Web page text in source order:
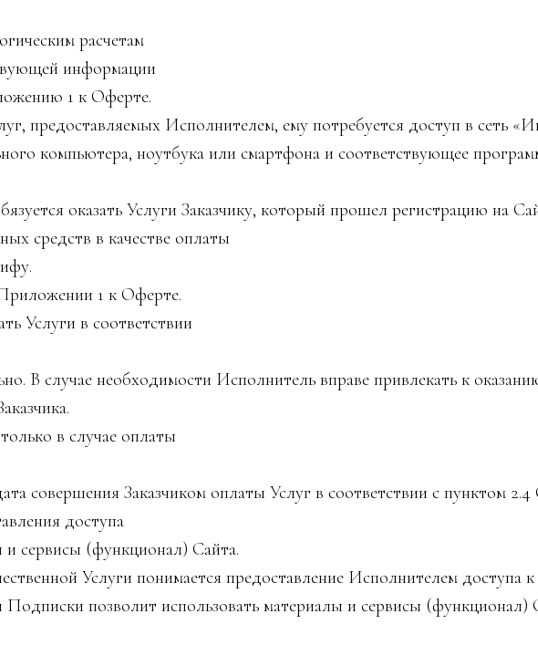
расчетам
информации
1 к Оферте.
предоставляемых Исполнителем, ему потребуется доступ в сеть
компьютера, ноутбука или смартфона и соответствующее
оказать Услуги Заказчику, который прошел регистрацию на
средств в качестве оплаты
1 к Оферте.
Услуги в соответствии
В случае необходимости Исполнитель вправе привлекать к
в случае оплаты
Заказчиком оплаты Услуг в соответствии с пунктом
доступа
и сервисы (функционал) Сайта.
Услуги понимается предоставление Исполнителем доступа к
позволит использовать материалы и сервисы (функционал)